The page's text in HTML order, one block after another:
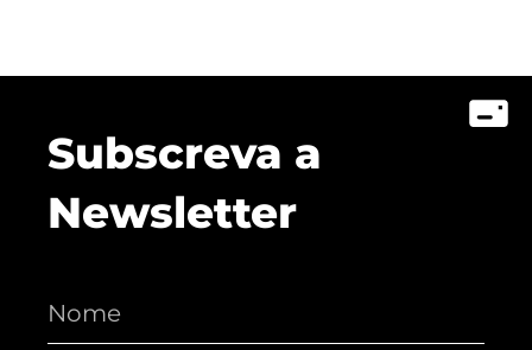
Subscreva a
Newsletter